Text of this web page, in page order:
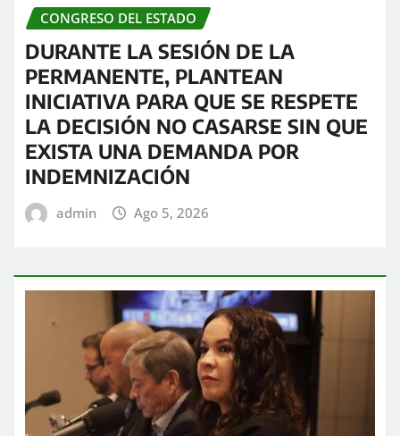
CONGRESO DEL ESTADO
DURANTE LA SESIÓN DE LA
PERMANENTE, PLANTEAN
INICIATIVA PARA QUE SE RESPETE
LA DECISIÓN NO CASARSE SIN QUE
EXISTA UNA DEMANDA POR
INDEMNIZACIÓN
admin Ago 5, 2026